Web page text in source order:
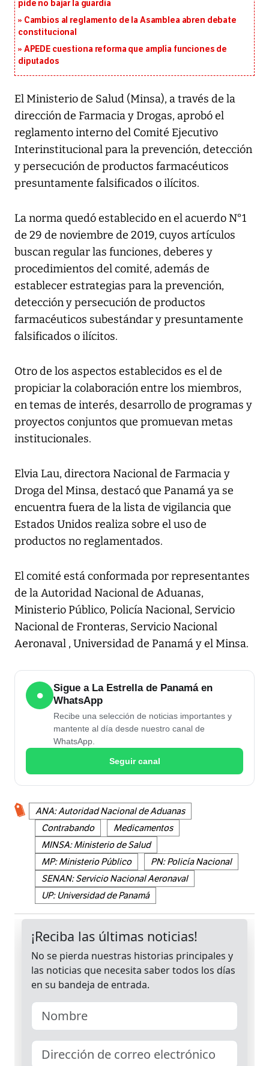
pide no bajar la guardia
Cambios al reglamento de la Asamblea abren debate
constitucional
APEDE cuestiona reforma que amplía funciones de
diputados
El Ministerio de Salud (Minsa), a través de la
dirección de Farmacia y Drogas, aprobó el
reglamento interno del Comité Ejecutivo
Interinstitucional para la prevención, detección
y persecución de productos farmacéuticos
presuntamente falsificados o ilícitos.
La norma quedó establecido en el acuerdo N°1
de 29 de noviembre de 2019, cuyos artículos
buscan regular las funciones, deberes y
procedimientos del comité, además de
establecer estrategias para la prevención,
detección y persecución de productos
farmacéuticos subestándar y presuntamente
falsificados o ilícitos.
Otro de los aspectos establecidos es el de
propiciar la colaboración entre los miembros,
en temas de interés, desarrollo de programas y
proyectos conjuntos que promuevan metas
institucionales.
Elvia Lau, directora Nacional de Farmacia y
Droga del Minsa, destacó que Panamá ya se
encuentra fuera de la lista de vigilancia que
Estados Unidos realiza sobre el uso de
productos no reglamentados.
El comité está conformada por representantes
de la Autoridad Nacional de Aduanas,
Ministerio Público, Policía Nacional, Servicio
Nacional de Fronteras, Servicio Nacional
Aeronaval , Universidad de Panamá y el Minsa.
●
Sigue a La Estrella de Panamá en
WhatsApp
Recibe una selección de noticias importantes y
mantente al día desde nuestro canal de
WhatsApp.
Seguir canal
ANA: Autoridad Nacional de Aduanas
Contrabando
Medicamentos
MINSA: Ministerio de Salud
MP: Ministerio Público
PN: Policía Nacional
SENAN: Servicio Nacional Aeronaval
UP: Universidad de Panamá